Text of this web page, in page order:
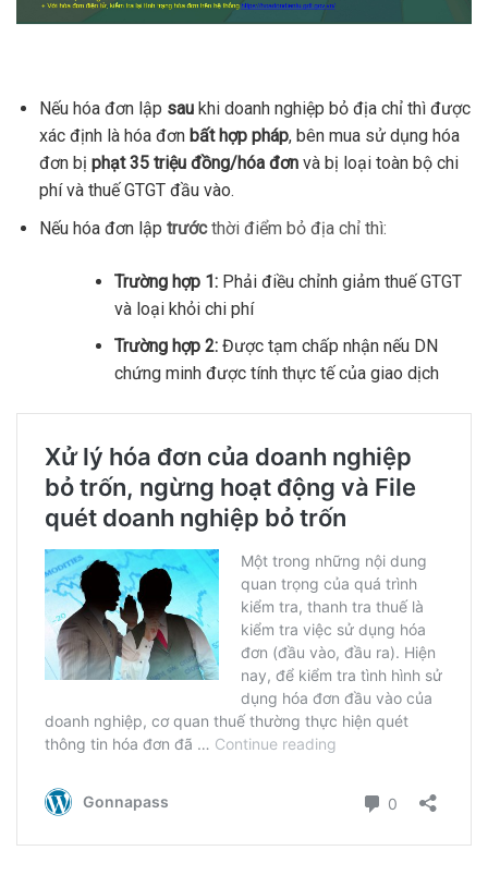
Nếu hóa đơn lập saukhi doanh nghiệp bỏ địa chỉ thì được
xác định là hóa đơn bất hợp pháp, bên mua sử dụng hóa
đơn bị phạt 35 triệu đồng/hóa đơnvà bị loại toàn bộ chi
phí và thuế GTGT đầu vào.
Nếu hóa đơn lập trướcthời điểm bỏ địa chỉ thì:
Trường hợp 1:Phải điều chỉnh giảm thuế GTGT
và loại khỏi chi phí
Trường hợp 2:Được tạm chấp nhận nếu DN
chứng minh được tính thực tế của giao dịch​